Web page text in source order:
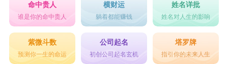
命中贵人
谁是你的命中贵人
横财运
躺着都能赚钱
姓名详批
姓名对人生的影响
紫微斗数
预测你一生的命运
公司起名
初创公司起名玄机
塔罗牌
指引你的未来人生